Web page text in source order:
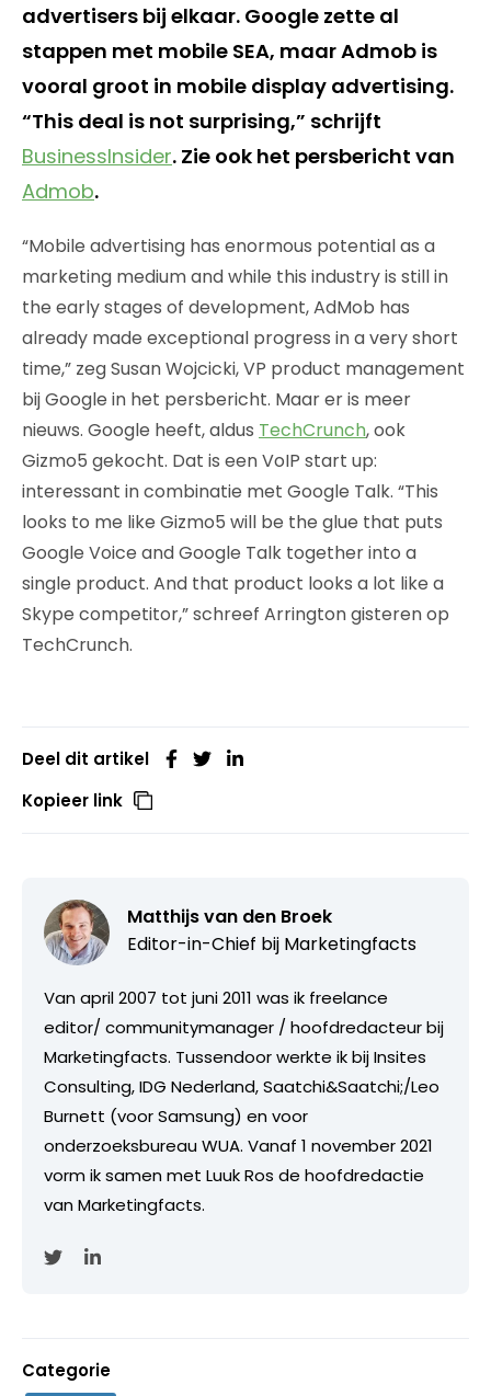
advertisers bij elkaar. Google zette al
stappen met mobile SEA, maar Admob is
vooral groot in mobile display advertising.
“This deal is not surprising,” schrijft
BusinessInsider. Zie ook het persbericht van
Admob.
“Mobile advertising has enormous potential as a
marketing medium and while this industry is still in
the early stages of development, AdMob has
already made exceptional progress in a very short
time,” zeg Susan Wojcicki, VP product management
bij Google in het persbericht. Maar er is meer
nieuws. Google heeft, aldus TechCrunch, ook
Gizmo5 gekocht. Dat is een VoIP start up:
interessant in combinatie met Google Talk. “This
looks to me like Gizmo5 will be the glue that puts
Google Voice and Google Talk together into a
single product. And that product looks a lot like a
Skype competitor,” schreef Arrington gisteren op
TechCrunch.
Deel dit artikel
Kopieer link
Matthijs van den Broek
Editor-in-Chief bij Marketingfacts
Van april 2007 tot juni 2011 was ik freelance
editor/ communitymanager / hoofdredacteur bij
Marketingfacts. Tussendoor werkte ik bij Insites
Consulting, IDG Nederland, Saatchi&Saatchi;/Leo
Burnett (voor Samsung) en voor
onderzoeksbureau WUA. Vanaf 1 november 2021
vorm ik samen met Luuk Ros de hoofdredactie
van Marketingfacts.
Categorie